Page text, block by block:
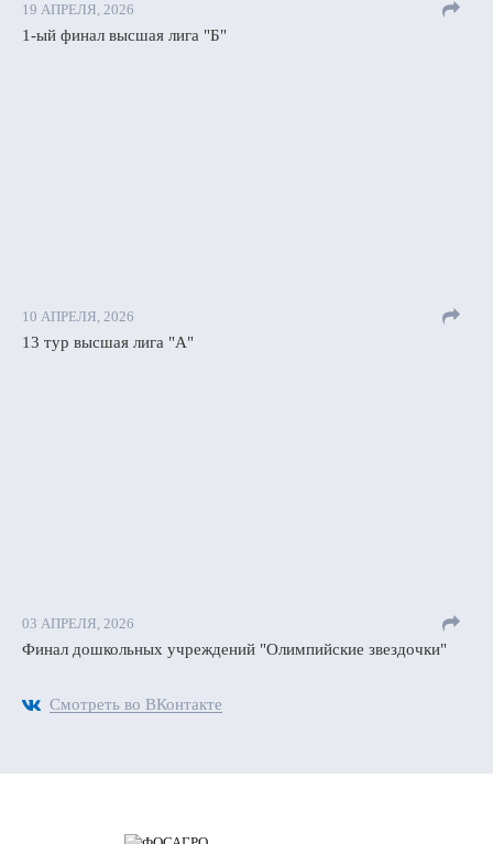
19 АПРЕЛЯ, 2026
1-ый финал высшая лига "Б"
10 АПРЕЛЯ, 2026
13 тур высшая лига "А"
03 АПРЕЛЯ, 2026
Финал дошкольных учреждений "Олимпийские звездочки"
Смотреть во ВКонтакте